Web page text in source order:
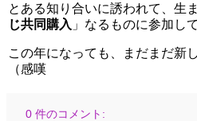
とある知り合いに誘われて、生
じ共同購入 」なるものに参加し
この年になっても、まだまだ新
（感嘆
0 件のコメント: